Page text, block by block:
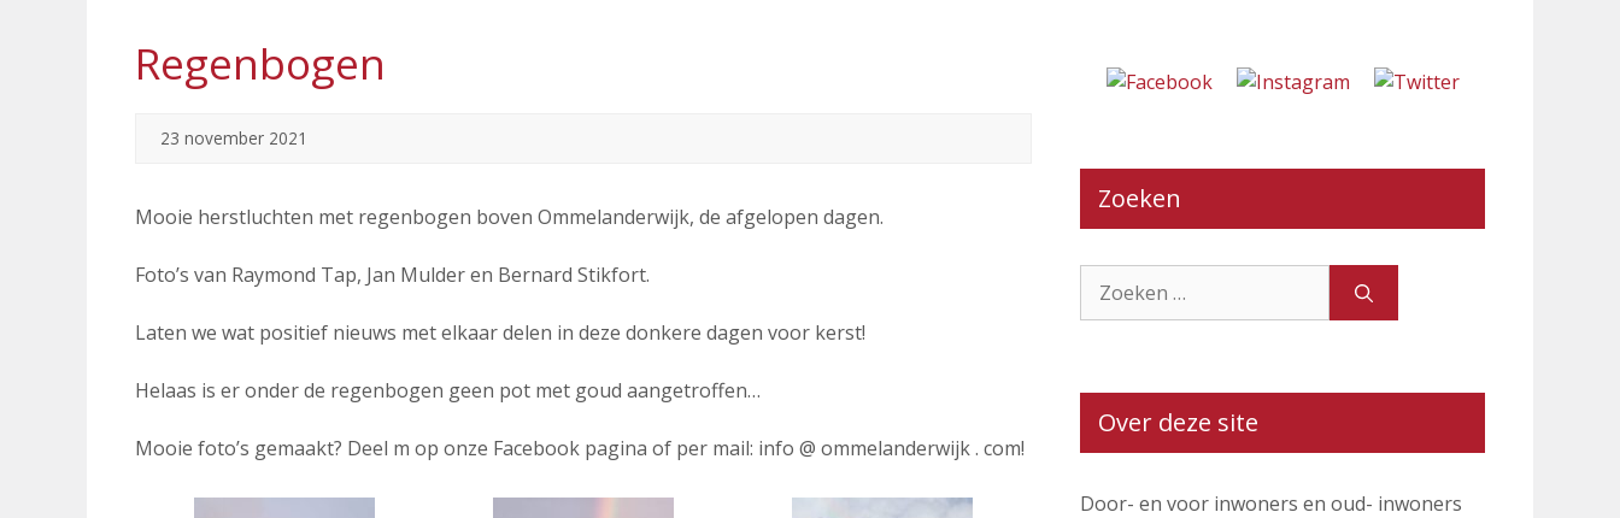
Regenbogen
23 november 2021
Mooie herstluchten met regenbogen boven Ommelanderwijk, de afgelopen dagen.
Foto’s van Raymond Tap, Jan Mulder en Bernard Stikfort.
Laten we wat positief nieuws met elkaar delen in deze donkere dagen voor kerst!
Helaas is er onder de regenbogen geen pot met goud aangetroffen…
Mooie foto’s gemaakt? Deel m op onze Facebook pagina of per mail: info @ ommelanderwijk . com!
Zoeken
naar:
Over deze site
Door- en voor inwoners en oud- inwoners